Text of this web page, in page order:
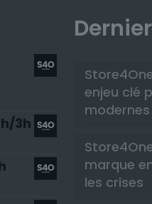
3h
enjeu clé
modernes
marque
les crises